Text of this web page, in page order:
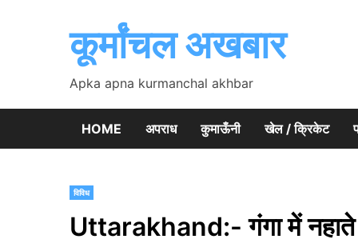
कूर्मांचल अखबार
Apka apna kurmanchal akhbar
HOME अपराध कुमाऊँनी खेल / क्रिकेट
विविध
Uttarakhand:- गंगा में